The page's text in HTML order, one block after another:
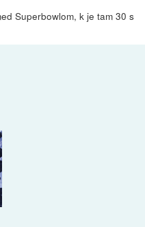
Superbowlom, k je tam 30 s